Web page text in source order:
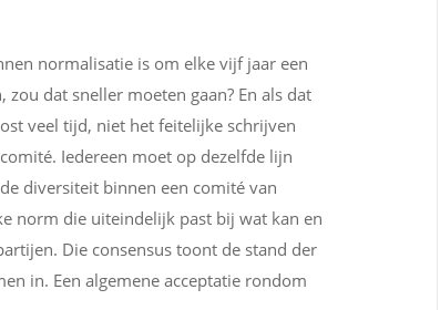
normalisatie is om elke vijf jaar een
dat sneller moeten gaan? En als dat
veel tijd, niet het feitelijke schrijven
Iedereen moet op dezelfde lijn
diversiteit binnen een comité van
norm die uiteindelijk past bij wat kan en
Die consensus toont de stand der
in. Een algemene acceptatie rondom